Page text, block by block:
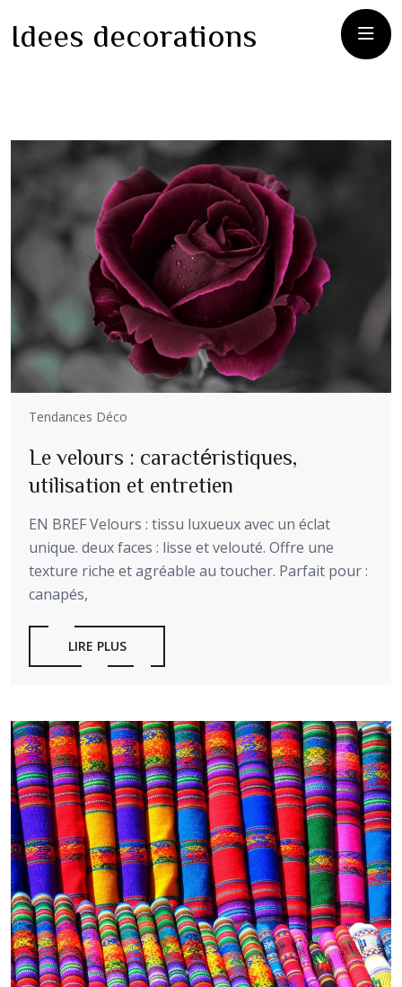
Idees decorations
Tendances Déco
Le velours : caractéristiques,
utilisation et entretien
EN BREF Velours : tissu luxueux avec un éclat
unique. deux faces : lisse et velouté. Offre une
texture riche et agréable au toucher. Parfait pour :
canapés,
LIRE PLUS